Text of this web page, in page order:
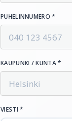
PUHELINNUMERO *
KAUPUNKI / KUNTA *
VIESTI *